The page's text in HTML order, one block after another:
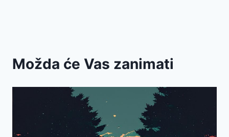
Možda će Vas zanimati